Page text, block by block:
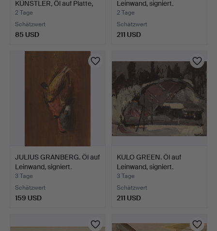
KÜNSTLER, Öl auf Platte,
signi…
2 Tage
Schätzwert
85 USD
Leinwand, signiert.
2 Tage
Schätzwert
211 USD
JULIUS GRANBERG. Öl auf
Leinwand, signiert.
3 Tage
Schätzwert
159 USD
KULO GREEN. Öl auf
Leinwand, signiert.
3 Tage
Schätzwert
211 USD